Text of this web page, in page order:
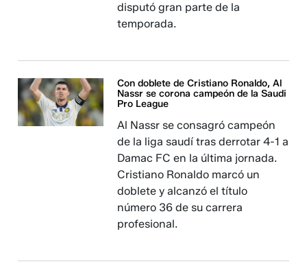
disputó gran parte de la
temporada.
Con doblete de Cristiano Ronaldo, Al
Nassr se corona campeón de la Saudi
Pro League
Al Nassr se consagró campeón
de la liga saudí tras derrotar 4-1 a
Damac FC en la última jornada.
Cristiano Ronaldo marcó un
doblete y alcanzó el título
número 36 de su carrera
profesional.